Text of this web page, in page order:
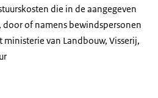
die in de aangegeven
of namens bewindspersonen
van Landbouw, Visserij,